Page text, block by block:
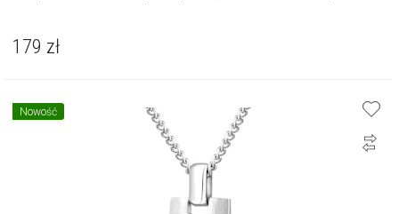
179 zł
Nowość